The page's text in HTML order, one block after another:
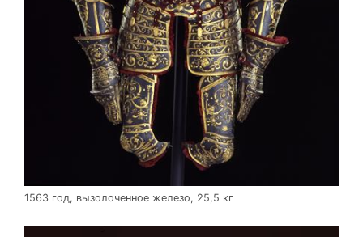
1563 год, вызолоченное железо, 25,5 кг